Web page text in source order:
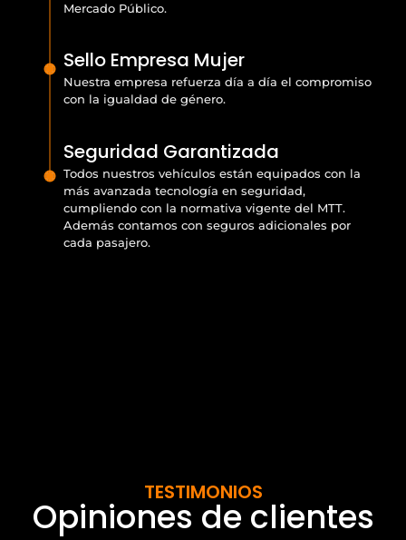
Mercado Público.
Sello Empresa Mujer
Nuestra empresa refuerza día a día el compromiso
con la igualdad de género.
Seguridad Garantizada
Todos nuestros vehículos están equipados con la
más avanzada tecnología en seguridad,
cumpliendo con la normativa vigente del MTT.
Además contamos con seguros adicionales por
cada pasajero.
TESTIMONIOS
Opiniones de clientes